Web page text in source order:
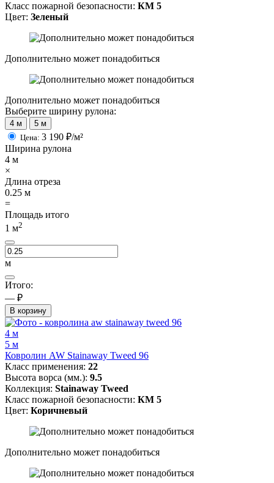
Класс пожарной безопасности: КМ 5
Цвет: Зеленый
Дополнительно может понадобиться
Дополнительно может понадобиться
Выберите ширину рулона:
4 м
5 м
Цена: 3 190 ₽/м²
Ширина рулона
4 м
×
Длина отреза
0.25 м
=
Площадь итого
1 м2
м
Итого:
— ₽
В корзину
4 м
5 м
Ковролин AW Stainaway Tweed 96
Класс применения: 22
Высота ворса (мм.): 9.5
Коллекция: Stainaway Tweed
Класс пожарной безопасности: КМ 5
Цвет: Коричневый
Дополнительно может понадобиться